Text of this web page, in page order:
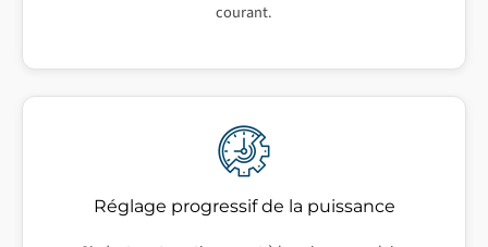
courant.
Réglage progressif de la puissance